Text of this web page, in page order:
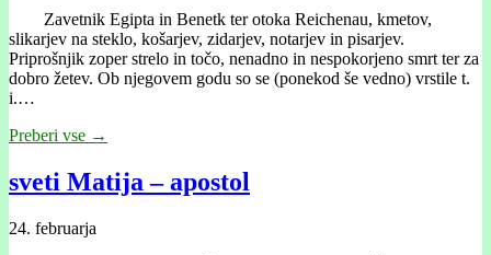
Zavetnik Egipta in Benetk ter otoka Reichenau, kmetov,
slikarjev na steklo, košarjev, zidarjev, notarjev in pisarjev.
Priprošnjik zoper strelo in točo, nenadno in nespokorjeno smrt ter za
dobro žetev. Ob njegovem godu so se (ponekod še vedno) vrstile t.
i.…
Preberi vse →
sveti Matija – apostol
24. februarja